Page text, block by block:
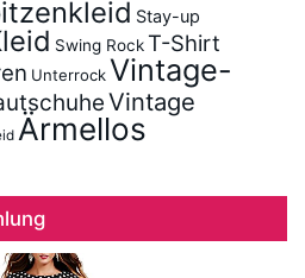
Stay-up
Swing RockT-Shirt
UnterrockVintage-
Vintage
Ärmellos